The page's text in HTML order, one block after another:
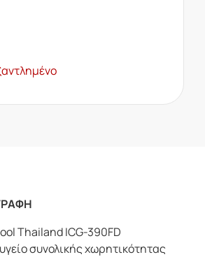
Thailand ICG-390FD
συνολικής χωρητικότητας